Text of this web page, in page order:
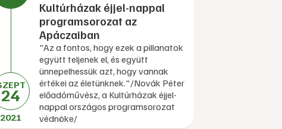
24
2021
Kultúrházak éjjel-nappal
programsorozat az
Apáczaiban
"Az a fontos, hogy ezek a pillanatok
együtt teljenek el, és együtt
ünnepelhessük azt, hogy vannak
értékei az életünknek."/Novák Péter
előadóművész, a Kultúrházak éjjel-
nappal országos programsorozat
védnöke/